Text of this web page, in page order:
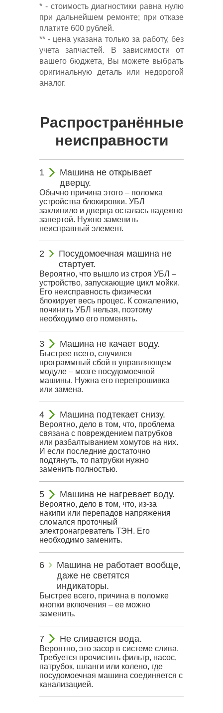
* - стоимость диагностики равна нулю
при дальнейшем ремонте; при отказе
платите 600 рублей.
** - цена указана только за работу, без
учета запчастей. В зависимости от
вашего бюджета, Вы можете выбрать
оригинальную деталь или недорогой
аналог.
Распространённые
неисправности
Машина не открывает
дверцу.
Обычно причина этого – поломка
устройства блокировки. УБЛ
заклинило и дверца осталась надежно
запертой. Нужно заменить
неисправный элемент.
Посудомоечная машина не
стартует.
Вероятно, что вышло из строя УБЛ –
устройство, запускающие цикл мойки.
Его неисправность физически
блокирует весь процес. К сожалению,
починить УБЛ нельзя, поэтому
необходимо его поменять.
Машина не качает воду.
Быстрее всего, случился
программный сбой в управляющем
модуле – мозге посудомоечной
машины. Нужна его перепрошивка
или замена.
Машина подтекает снизу.
Вероятно, дело в том, что, проблема
связана с повреждением патрубков
или разбалтыванием хомутов на них.
И если последние достаточно
подтянуть, то патрубки нужно
заменить полностью.
Машина не нагревает воду.
Вероятно, дело в том, что, из-за
накипи или перепадов напряжения
сломался проточный
электронагреватель ТЭН. Его
необходимо заменить.
Машина не работает вообще,
даже не светятся
индикаторы.
Быстрее всего, причина в поломке
кнопки включения – ее можно
заменить.
Не сливается вода.
Вероятно, это засор в системе слива.
Требуется прочистить фильтр, насос,
патрубок, шланги или колено, где
посудомоечная машина соединяется с
канализацией.